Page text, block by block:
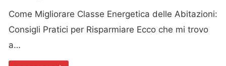
Come Migliorare Classe Energetica delle Abitazioni:
Consigli Pratici per Risparmiare Ecco che mi trovo
a…